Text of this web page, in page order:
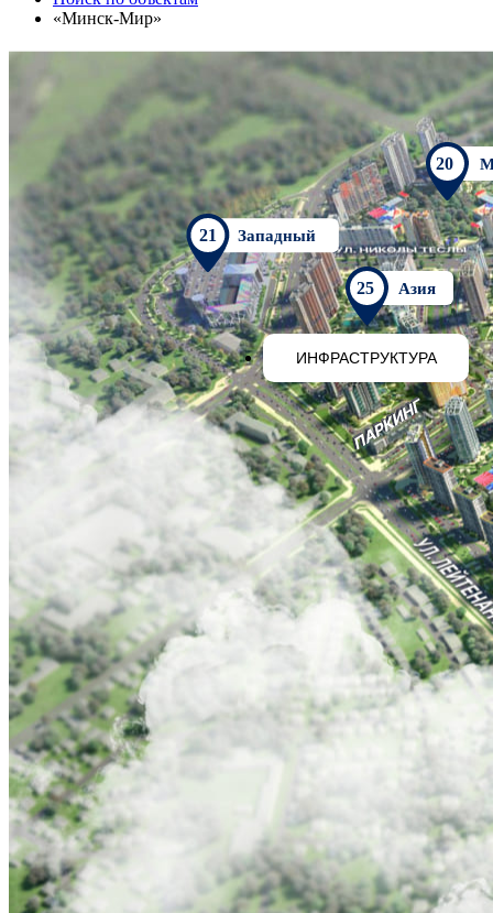
«Минск-Мир»
20
Азия
25
Западный
21
ИНФРАСТРУКТУРА